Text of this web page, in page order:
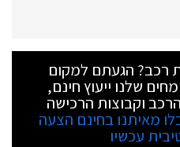
רכב? הגעתם למקום
שלנו ייעוץ חינם,
וקבוצות הרכישה
מאיתנו בחינם הצעה
עכשיו